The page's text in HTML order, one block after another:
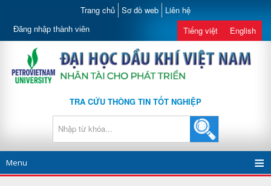
Trang chủ Sơ đồ web Liên hệ
Đăng nhập thành viên Tiếng việt English
TRA CỨU THÔNG TIN TỐT NGHIỆP
Menu